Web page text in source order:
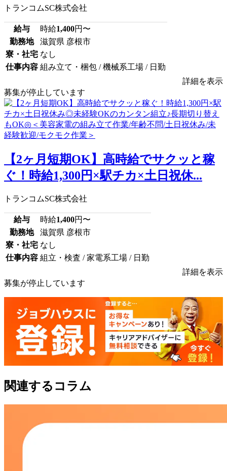
トランコムSC株式会社
給与 時給1,400円〜
勤務地
滋賀県 彦根市
寮・社宅 なし
仕事内容 組み立て・梱包 / 機械系工場 / 日勤
詳細を表示
募集が停止しています
【2ヶ月短期OK】高時給でサクッと稼
ぐ！時給1,300円×駅チカ×土日祝休...
トランコムSC株式会社
給与 時給1,400円〜
勤務地
滋賀県 彦根市
寮・社宅 なし
仕事内容 組立・検査 / 家電系工場 / 日勤
詳細を表示
募集が停止しています
関連するコラム